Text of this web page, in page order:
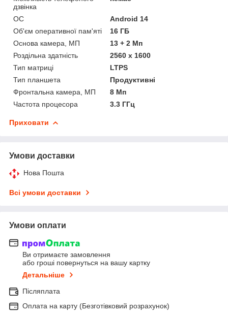
дзвінка
ОС
Android 14
Об'єм оперативної пам'яті
16 ГБ
Основа камера, МП
13 + 2 Мп
Роздільна здатність
2560 x 1600
Тип матриці
LTPS
Тип планшета
Продуктивні
Фронтальна камера, МП
8 Мп
Частота процесора
3.3 ГГц
Приховати
Умови доставки
Нова Пошта
Всі умови доставки
Умови оплати
Ви отримаєте замовлення
або гроші повернуться на вашу картку
Детальніше
Післяплата
Оплата на карту (Безготівковий розрахунок)